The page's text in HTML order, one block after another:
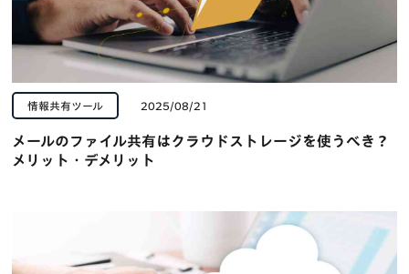
情報共有ツール 2025/08/21
メールのファイル共有はクラウドストレージを使うべき？
メリット・デメリット